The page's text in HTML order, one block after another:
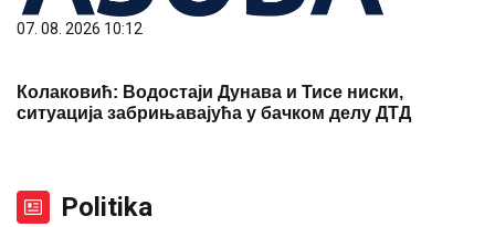
07. 08. 2026 10:12
Колаковић: Водостаји Дунава и Тисе ниски,
ситуација забрињавајућа у бачком делу ДТД
Politika